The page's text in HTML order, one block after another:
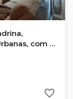
com 3